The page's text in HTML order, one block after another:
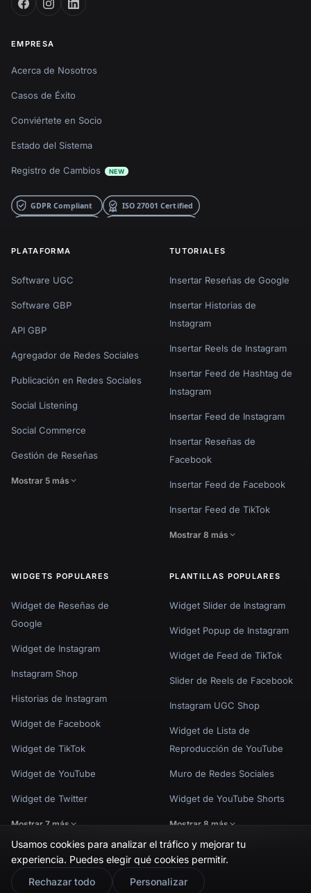
EMPRESA
Acerca de Nosotros
Casos de Éxito
Conviértete en Socio
Estado del Sistema
Registro de Cambios NEW
PLATAFORMA
Software UGC
Software GBP
API GBP
Agregador de Redes Sociales
Publicación en Redes Sociales
Social Listening
Social Commerce
Gestión de Reseñas
Mostrar 5 más
TUTORIALES
Insertar Reseñas de Google
Insertar Historias de
Instagram
Insertar Reels de Instagram
Insertar Feed de Hashtag de
Instagram
Insertar Feed de Instagram
Insertar Reseñas de
Facebook
Insertar Feed de Facebook
Insertar Feed de TikTok
Mostrar 8 más
WIDGETS POPULARES
Widget de Reseñas de
Google
Widget de Instagram
Instagram Shop
Historias de Instagram
Widget de Facebook
Widget de TikTok
Widget de YouTube
Widget de Twitter
Mostrar 7 más
PLANTILLAS POPULARES
Widget Slider de Instagram
Widget Popup de Instagram
Widget de Feed de TikTok
Slider de Reels de Facebook
Instagram UGC Shop
Widget de Lista de
Reproducción de YouTube
Muro de Redes Sociales
Widget de YouTube Shorts
Mostrar 8 más
Usamos cookies para analizar el tráfico y mejorar tu
experiencia. Puedes elegir qué cookies permitir.
Rechazar todo
Personalizar
🇬🇧 Would you prefer this site in English?